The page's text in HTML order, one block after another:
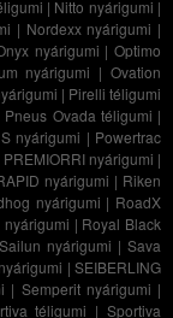
| Nitto nyárigumi |
| Nordexx nyárigumi |
nyárigumi | Optimo
nyárigumi |Ovation
| Pirelli téligumi
Pneus Ovada téligumi |
nyárigumi | Powertrac
PREMIORRI nyárigumi |
nyárigumi | Riken
nyárigumi | RoadX
nyárigumi | Royal Black
Sailun nyárigumi |Sava
|SEIBERLING
| Semperit nyárigumi |
téligumi |Sportiva